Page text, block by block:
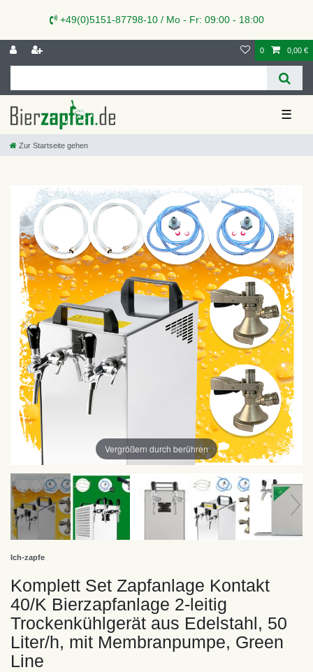
+49(0)5151-87798-10 / Mo - Fr: 09:00 - 18:00
0 0,00 €
☰
Zur Startseite gehen
Vergrößern durch berühren
Ich-zapfe
Komplett Set Zapfanlage Kontakt
40/K Bierzapfanlage 2-leitig
Trockenkühlgerät aus Edelstahl, 50
Liter/h, mit Membranpumpe, Green
Line